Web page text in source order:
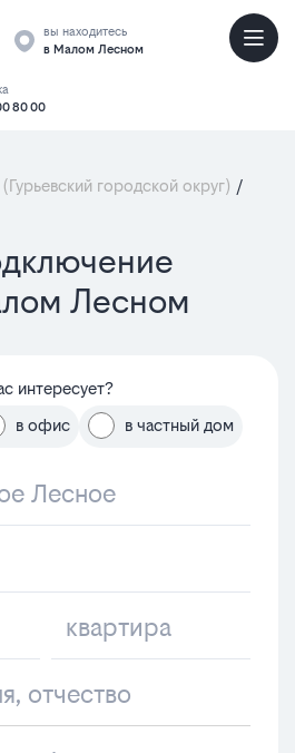
вы находитесь
в Малом Лесном
80 00
городской округ) /
Лесном
интересует?
в офис в частный дом